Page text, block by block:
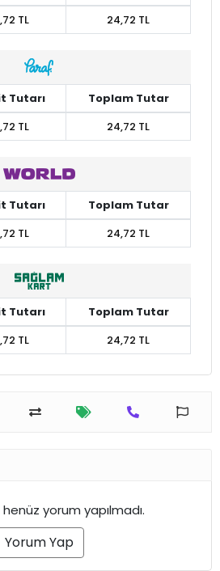
TL 24,72 TL
Tutarı
Toplam Tutar
TL 24,72 TL
Tutarı
Toplam Tutar
TL 24,72 TL
Tutarı
Toplam Tutar
TL 24,72 TL
yorum yapılmadı.
Yorum Yap